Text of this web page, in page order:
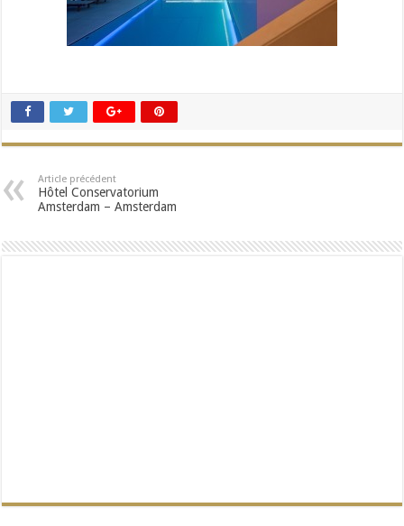
Article précédent
Hôtel Conservatorium
Amsterdam – Amsterdam